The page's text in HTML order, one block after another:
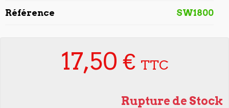
Référence SW1800
17,50 € TTC
Rupture de Stock